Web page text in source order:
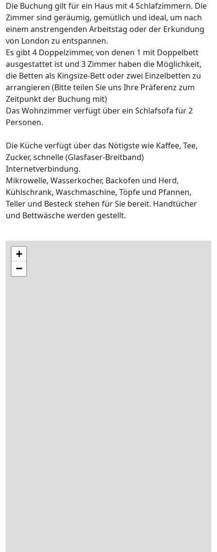
Die Buchung gilt für ein Haus mit 4 Schlafzimmern. Die
Zimmer sind geräumig, gemütlich und ideal, um nach
einem anstrengenden Arbeitstag oder der Erkundung
von London zu entspannen.
Es gibt 4 Doppelzimmer, von denen 1 mit Doppelbett
ausgestattet ist und 3 Zimmer haben die Möglichkeit,
die Betten als Kingsize-Bett oder zwei Einzelbetten zu
arrangieren (Bitte teilen Sie uns Ihre Präferenz zum
Zeitpunkt der Buchung mit)
Das Wohnzimmer verfügt über ein Schlafsofa für 2
Personen.
Die Küche verfügt über das Nötigste wie Kaffee, Tee,
Zucker, schnelle (Glasfaser-Breitband)
Internetverbindung.
Mikrowelle, Wasserkocher, Backofen und Herd,
Kühlschrank, Waschmaschine, Töpfe und Pfannen,
Teller und Besteck stehen für Sie bereit. Handtücher
und Bettwäsche werden gestellt.
+
−